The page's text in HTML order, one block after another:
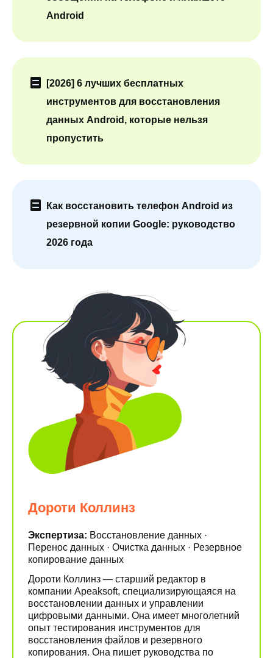
Android
[2026] 6 лучших бесплатных
инструментов для восстановления
данных Android, которые нельзя
пропустить
Как восстановить телефон Android из
резервной копии Google: руководство
2026 года
Дороти Коллинз
Экспертиза: Восстановление данных ·
Перенос данных · Очистка данных · Резервное
копирование данных
Дороти Коллинз — старший редактор в
компании Apeaksoft, специализирующаяся на
восстановлении данных и управлении
цифровыми данными. Она имеет многолетний
опыт тестирования инструментов для
восстановления файлов и резервного
копирования. Она пишет руководства по